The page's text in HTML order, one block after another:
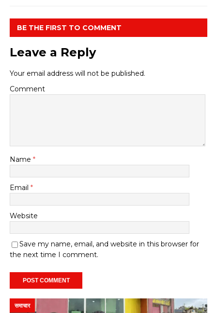
BE THE FIRST TO COMMENT
Leave a Reply
Your email address will not be published.
Comment
Name *
Email *
Website
Save my name, email, and website in this browser for
the next time I comment.
समाचार